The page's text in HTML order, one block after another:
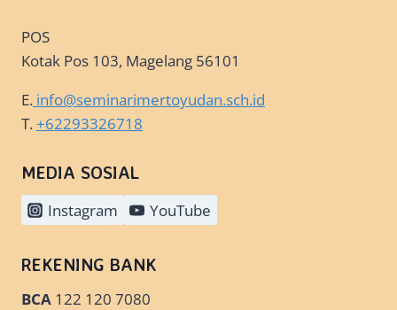
POS
Kotak Pos 103, Magelang 56101
E. info@seminarimertoyudan.sch.id
T.+62293326718
MEDIA SOSIAL
Instagram YouTube
REKENING BANK
BCA 122 120 7080